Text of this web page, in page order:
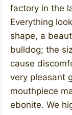
factory in the
Everything
shape, a
bulldog; the
cause
very pleasant
mouthpiece
ebonite. We